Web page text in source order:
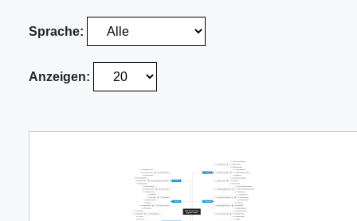
Sprache:
Anzeigen: